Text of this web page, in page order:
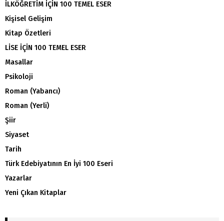
İLKÖĞRETİM İÇİN 100 TEMEL ESER
Kişisel Gelişim
Kitap Özetleri
LİSE İÇİN 100 TEMEL ESER
Masallar
Psikoloji
Roman (Yabancı)
Roman (Yerli)
Şiir
Siyaset
Tarih
Türk Edebiyatının En İyi 100 Eseri
Yazarlar
Yeni Çıkan Kitaplar